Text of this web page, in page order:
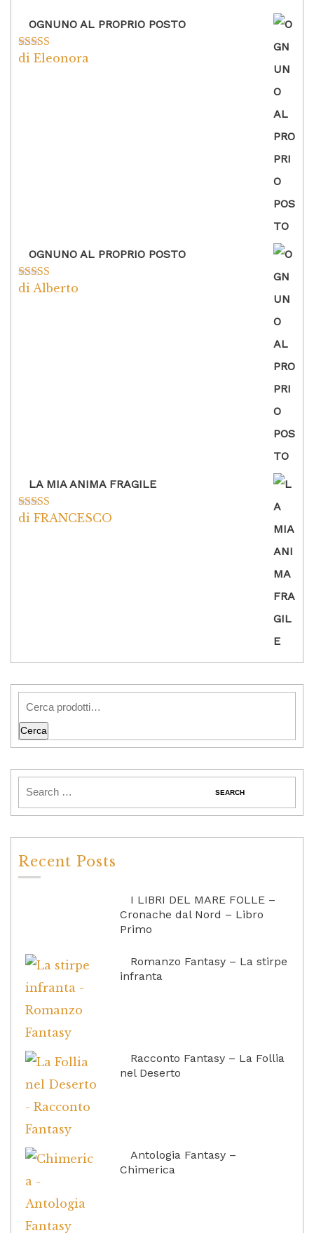
OGNUNO AL PROPRIO POSTO
Valutato5su
di Eleonora
OGNUNO AL PROPRIO POSTO
Valutato5su
di Alberto
LA MIA ANIMA FRAGILE
Valutato5su
di FRANCESCO
Cerca
Recent Posts
I LIBRI DEL MARE FOLLE –
Cronache dal Nord – Libro
Primo
Romanzo Fantasy – La stirpe
infranta
Racconto Fantasy – La Follia
nel Deserto
Antologia Fantasy –
Chimerica